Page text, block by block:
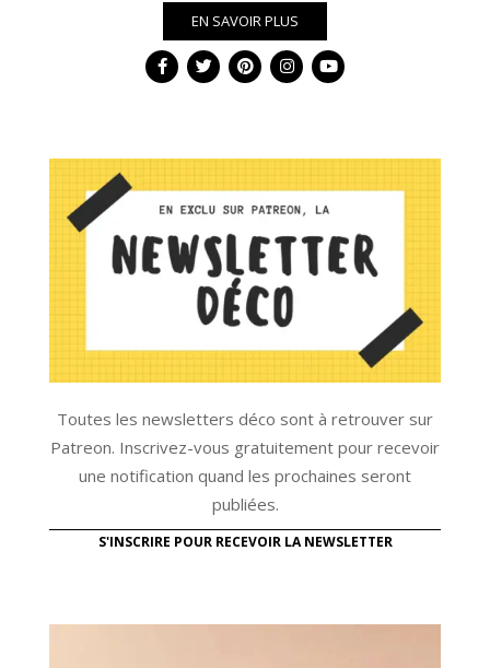
EN SAVOIR PLUS
Toutes les newsletters déco sont à retrouver sur
Patreon. Inscrivez-vous gratuitement pour recevoir
une notification quand les prochaines seront
publiées.
S'INSCRIRE POUR RECEVOIR LA NEWSLETTER